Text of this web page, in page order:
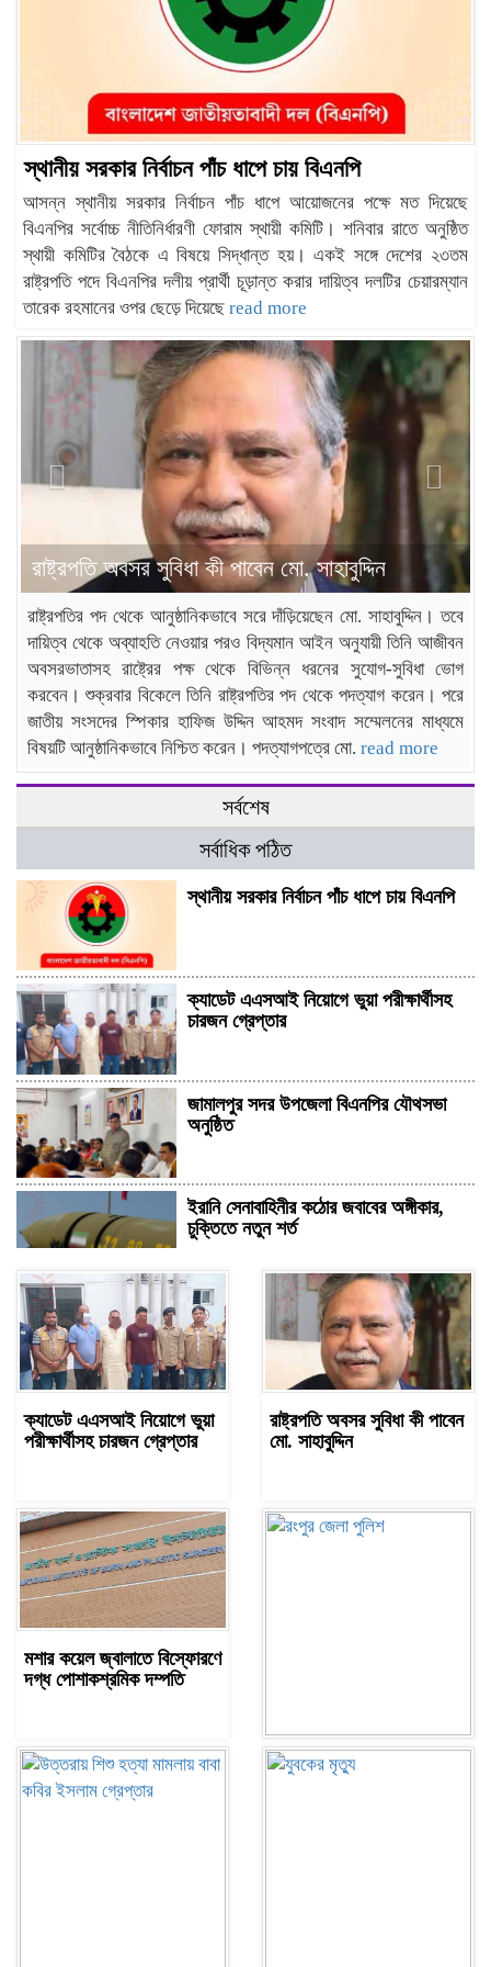
স্থানীয় সরকার নির্বাচন পাঁচ ধাপে চায় বিএনপি
আসন্ন স্থানীয় সরকার নির্বাচন পাঁচ ধাপে আয়োজনের পক্ষে মত দিয়েছে
বিএনপির সর্বোচ্চ নীতিনির্ধারণী ফোরাম স্থায়ী কমিটি। শনিবার রাতে অনুষ্ঠিত
স্থায়ী কমিটির বৈঠকে এ বিষয়ে সিদ্ধান্ত হয়। একই সঙ্গে দেশের ২৩তম
রাষ্ট্রপতি পদে বিএনপির দলীয় প্রার্থী চূড়ান্ত করার দায়িত্ব দলটির চেয়ারম্যান
তারেক রহমানের ওপর ছেড়ে দিয়েছে read more
রাষ্ট্রপতি অবসর সুবিধা কী পাবেন মো. সাহাবুদ্দিন
রাষ্ট্রপতির পদ থেকে আনুষ্ঠানিকভাবে সরে দাঁড়িয়েছেন মো. সাহাবুদ্দিন। তবে
দায়িত্ব থেকে অব্যাহতি নেওয়ার পরও বিদ্যমান আইন অনুযায়ী তিনি আজীবন
অবসরভাতাসহ রাষ্ট্রের পক্ষ থেকে বিভিন্ন ধরনের সুযোগ-সুবিধা ভোগ
করবেন। শুক্রবার বিকেলে তিনি রাষ্ট্রপতির পদ থেকে পদত্যাগ করেন। পরে
জাতীয় সংসদের স্পিকার হাফিজ উদ্দিন আহমদ সংবাদ সম্মেলনের মাধ্যমে
বিষয়টি আনুষ্ঠানিকভাবে নিশ্চিত করেন। পদত্যাগপত্রে মো. read more
Previous Next
সর্বশেষ
সর্বাধিক পঠিত
স্থানীয় সরকার নির্বাচন পাঁচ ধাপে চায় বিএনপি
ক্যাডেট এএসআই নিয়োগে ভুয়া পরীক্ষার্থীসহ
চারজন গ্রেপ্তার
জামালপুর সদর উপজেলা বিএনপির যৌথসভা
অনুষ্ঠিত
ইরানি সেনাবাহিনীর কঠোর জবাবের অঙ্গীকার,
চুক্তিতে নতুন শর্ত
সাহাবুদ্দিন চুপ্পুসহ ২০ জনের বিরুদ্ধে ২৫১
কোটি টাকার শেয়ার মামলা
বিএনপি নিয়ে জামায়াতের মন্তব্যে মির্জা
ফখরুলের প্রতিক্রিয়া
সাহাবুদ্দিনকে গ্রেপ্তারের দাবি জানাল এনসিপি
রাষ্ট্রপতি অবসর সুবিধা কী পাবেন মো.
পোশাকশ্রমিক দম্পতি
ক্যাডেট এএসআই নিয়োগে ভুয়া
পরীক্ষার্থীসহ চারজন গ্রেপ্তার
রাষ্ট্রপতি অবসর সুবিধা কী পাবেন
মো. সাহাবুদ্দিন
মশার কয়েল জ্বালাতে বিস্ফোরণে
দগ্ধ পোশাকশ্রমিক দম্পতি
রংপুর জেলা পুলিশের রিজার্ভ